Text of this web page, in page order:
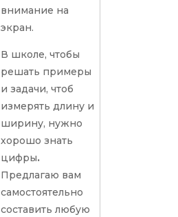
внимание на
экран.
В школе, чтобы
решать примеры
и задачи, чтоб
измерять длину и
ширину, нужно
хорошо знать
цифры.
Предлагаю вам
самостоятельно
составить любую